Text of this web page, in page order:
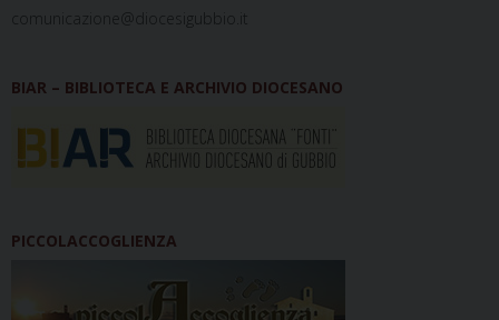
comunicazione@diocesigubbio.it
BIAR – BIBLIOTECA E ARCHIVIO DIOCESANO
PICCOLACCOGLIENZA